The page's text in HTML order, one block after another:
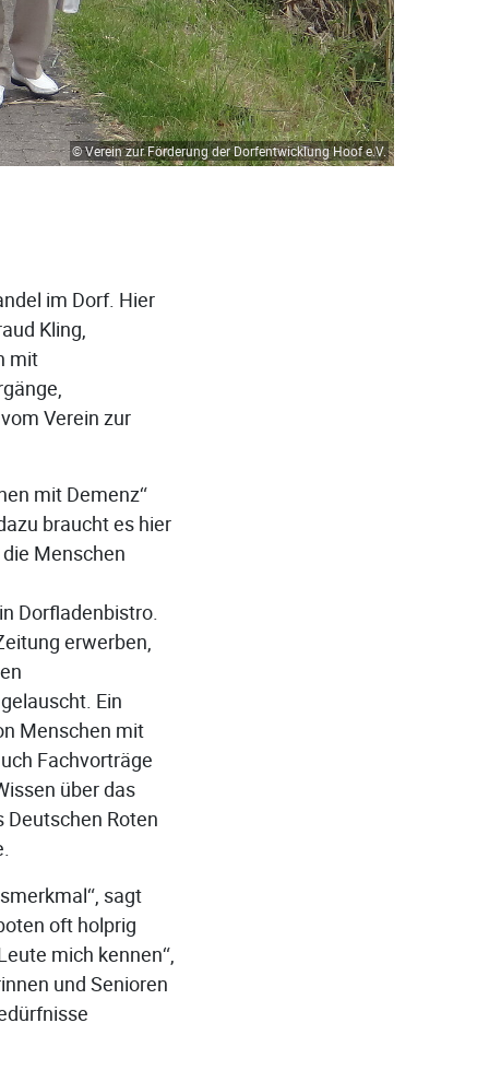
© Verein zur Förderung der Dorfentwicklung Hoof e.V.
im Dorf. Hier
Kling,
mit
Verein zur
mit Demenz“
braucht es hier
Menschen
Dorfladenbistro.
erwerben,
Ein
Menschen mit
Fachvorträge
über das
Roten
sagt
oft holprig
mich kennen“,
und Senioren